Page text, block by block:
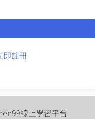
即註冊
線上學習平台